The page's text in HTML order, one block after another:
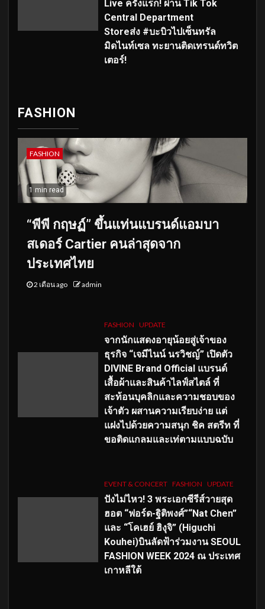
Live ครั้งแรก! ผ่าน Tik Tok
Central Department
Storeส่ง #บะบิวไปเซ็นทรัล
มิดไนท์เซล ทะยานติดเทรนด์ทวิต
เตอร์!
FASHION
FASHION
1 min read
“พีพี กฤษฏ์” ขึ้นแท่นแบรนด์แอมบา
สเดอร์ Cartier คนล่าสุดจาก
ประเทศไทย
2 เดือน ago admin
FASHION UPDATE
จากนักแสดงอายุน้อยสู่เจ้าของ
ธุรกิจ “เจมีไนน์ นรวิชญ์” เปิดตัว
DIVINE Brand Official แบรนด์
เสื้อผ้าและสินค้าไลฟ์สไตล์ ที่
สะท้อนบุคลิกและความชอบของ
เจ้าตัว ผสานความเรียบง่าย แต่
แฝงไปด้วยความสนุก ชิค สตรีท ที่
ขอติดแกลมและเท่ตามแบบฉบับ
EVENT & CONCERT FASHION UPDATE
ปังไม่ไหว! 3 พระเอกซีรีส์วายสุด
ฮอต “ฟอร์ด-ฐิติพงศ์”“Nat Chen”
และ “โคเฮย์ ฮิงุจิ” (Higuchi
Kouhei)บินลัดฟ้าร่วมงาน SEOUL
FASHION WEEK 2024 ณ ประเทศ
เกาหลีใต้